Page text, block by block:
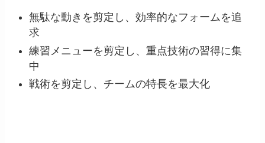
無駄な動きを剪定し、効率的なフォームを追
求
練習メニューを剪定し、重点技術の習得に集
中
戦術を剪定し、チームの特長を最大化